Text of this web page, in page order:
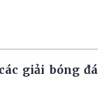
giải bóng đá